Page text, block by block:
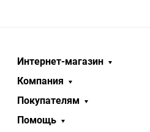
Интернет-магазин
Компания
Покупателям
Помощь